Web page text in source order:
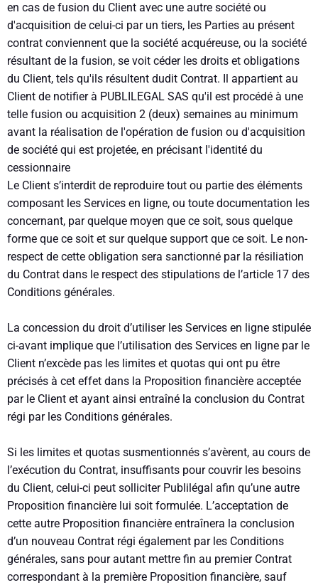
en cas de fusion du Client avec une autre société ou
d'acquisition de celui-ci par un tiers, les Parties au présent
contrat conviennent que la société acquéreuse, ou la société
résultant de la fusion, se voit céder les droits et obligations
du Client, tels qu'ils résultent dudit Contrat. Il appartient au
Client de notifier à PUBLILEGAL SAS qu'il est procédé à une
telle fusion ou acquisition 2 (deux) semaines au minimum
avant la réalisation de l'opération de fusion ou d'acquisition
de société qui est projetée, en précisant l'identité du
cessionnaire
Le Client s’interdit de reproduire tout ou partie des éléments
composant les Services en ligne, ou toute documentation les
concernant, par quelque moyen que ce soit, sous quelque
forme que ce soit et sur quelque support que ce soit. Le non-
respect de cette obligation sera sanctionné par la résiliation
du Contrat dans le respect des stipulations de l’article 17 des
Conditions générales.
La concession du droit d’utiliser les Services en ligne stipulée
ci-avant implique que l’utilisation des Services en ligne par le
Client n’excède pas les limites et quotas qui ont pu être
précisés à cet effet dans la Proposition financière acceptée
par le Client et ayant ainsi entraîné la conclusion du Contrat
régi par les Conditions générales.
Si les limites et quotas susmentionnés s’avèrent, au cours de
l’exécution du Contrat, insuffisants pour couvrir les besoins
du Client, celui-ci peut solliciter Publilégal afin qu’une autre
Proposition financière lui soit formulée. L’acceptation de
cette autre Proposition financière entraînera la conclusion
d’un nouveau Contrat régi également par les Conditions
générales, sans pour autant mettre fin au premier Contrat
correspondant à la première Proposition financière, sauf